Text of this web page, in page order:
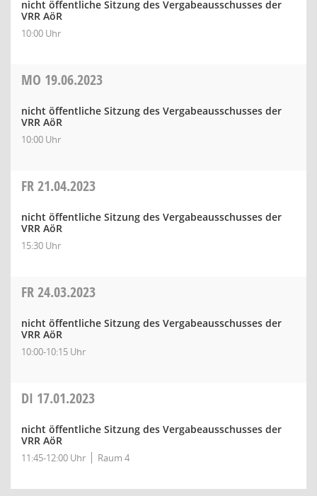
nicht öffentliche Sitzung des Vergabeausschusses der
VRR AöR
10:00 Uhr
MO 19.06.2023
nicht öffentliche Sitzung des Vergabeausschusses der
VRR AöR
10:00 Uhr
FR21.04.2023
nicht öffentliche Sitzung des Vergabeausschusses der
VRR AöR
15:30 Uhr
FR24.03.2023
nicht öffentliche Sitzung des Vergabeausschusses der
VRR AöR
10:00-10:15 Uhr
DI 17.01.2023
nicht öffentliche Sitzung des Vergabeausschusses der
VRR AöR
11:45-12:00 Uhr Raum 4